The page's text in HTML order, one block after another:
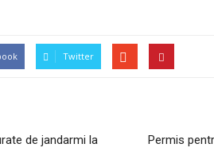
Twitter
de jandarmi la
Permis